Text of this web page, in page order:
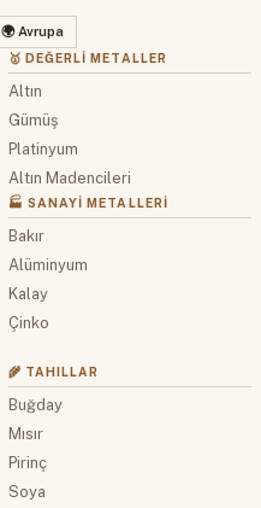
🌍 Avrupa
🥇 DEĞERLI METALLER
Altın
Gümüş
Platinyum
Altın Madencileri
🏭 SANAYI METALLERI
Bakır
Alüminyum
Kalay
Çinko
🌾 TAHILLAR
Buğday
Mısır
Pirinç
Soya